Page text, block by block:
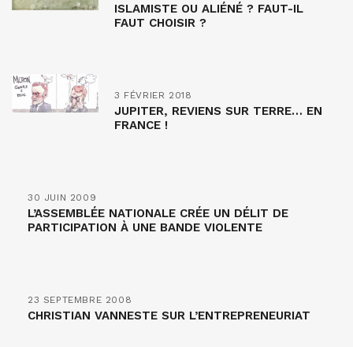
ISLAMISTE OU ALIÉNÉ ? FAUT-IL
FAUT CHOISIR ?
3 FÉVRIER 2018
JUPITER, REVIENS SUR TERRE… EN
FRANCE !
30 JUIN 2009
L’ASSEMBLÉE NATIONALE CRÉE UN DÉLIT DE
PARTICIPATION À UNE BANDE VIOLENTE
23 SEPTEMBRE 2008
CHRISTIAN VANNESTE SUR L’ENTREPRENEURIAT